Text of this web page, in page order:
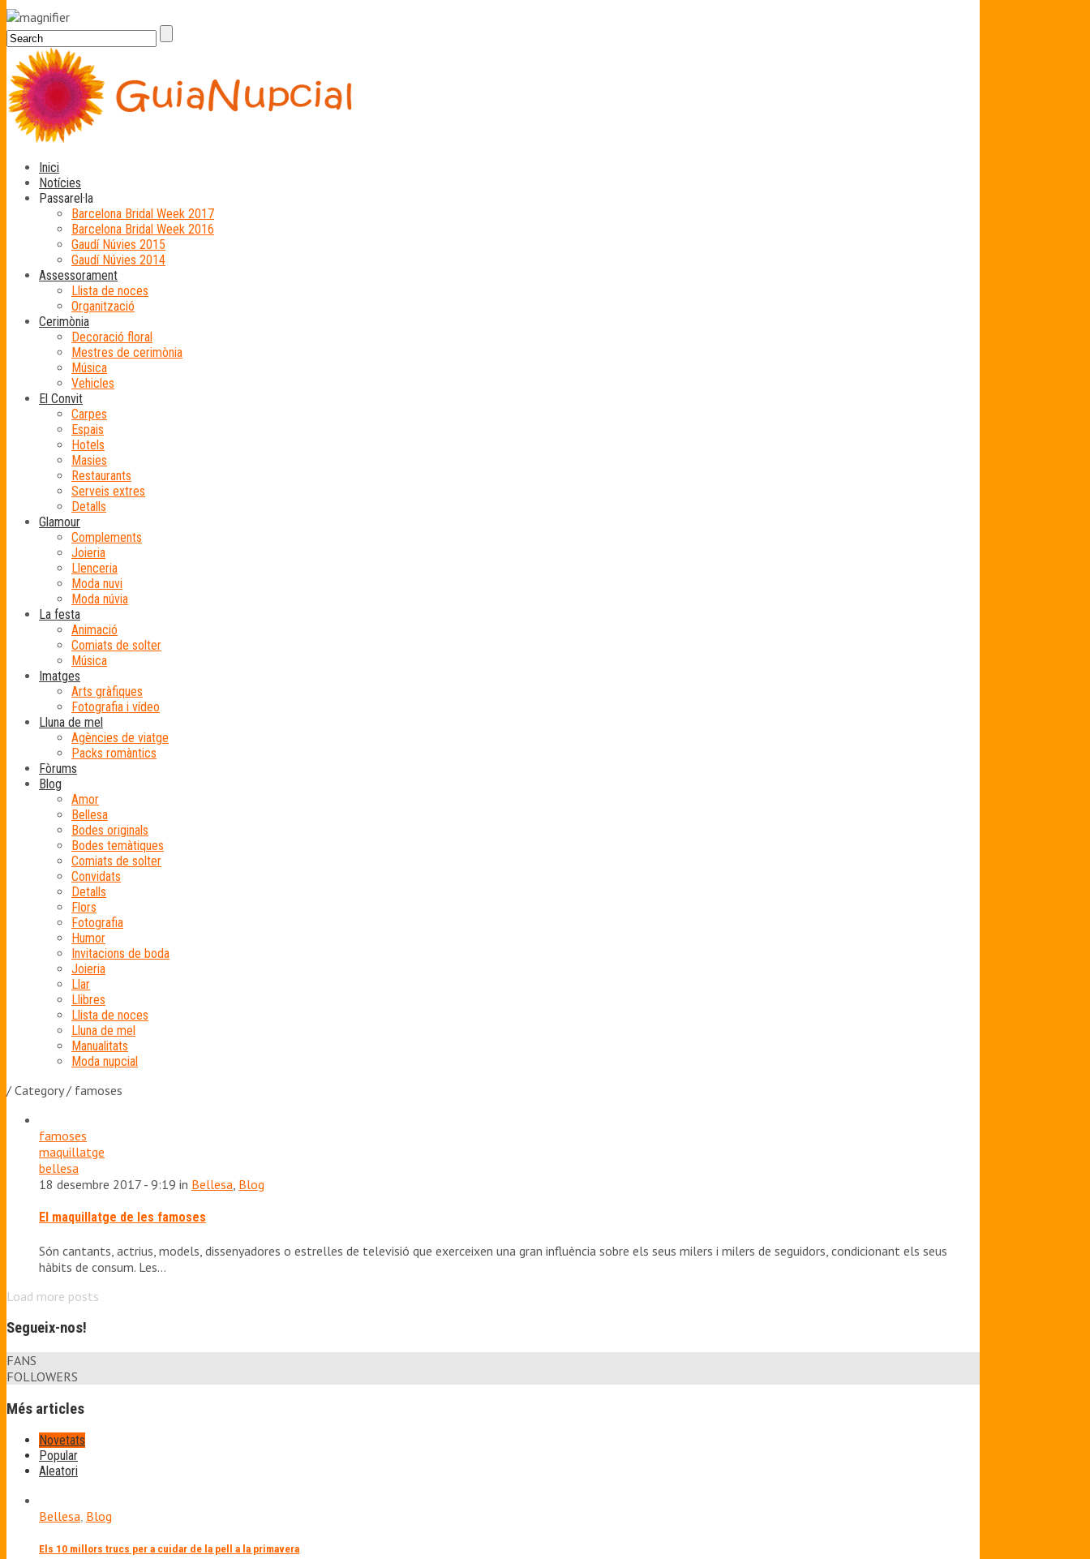
Inici
Notícies
Passarel·la
Barcelona Bridal Week 2017
Barcelona Bridal Week 2016
Gaudí Núvies 2015
Gaudí Núvies 2014
Assessorament
Llista de noces
Organització
Cerimònia
Decoració floral
Mestres de cerimònia
Música
Vehicles
El Convit
Carpes
Espais
Hotels
Masies
Restaurants
Serveis extres
Detalls
Glamour
Complements
Joieria
Llenceria
Moda nuvi
Moda núvia
La festa
Animació
Comiats de solter
Música
Imatges
Arts gràfiques
Fotografia i vídeo
Lluna de mel
Agències de viatge
Packs romàntics
Fòrums
Blog
Amor
Bellesa
Bodes originals
Bodes temàtiques
Comiats de solter
Convidats
Detalls
Flors
Fotografia
Humor
Invitacions de boda
Joieria
Llar
Llibres
Llista de noces
Lluna de mel
Manualitats
Moda nupcial
/ Category / famoses
famoses
maquillatge
bellesa
18 desembre 2017 - 9:19 in Bellesa, Blog
El maquillatge de les famoses
Són cantants, actrius, models, dissenyadores o estrelles de televisió que exerceixen una gran influència sobre els seus milers i milers de seguidors, condicionant els seus
hàbits de consum. Les…
Load more posts
Segueix-nos!
FANS
FOLLOWERS
Més articles
Novetats
Popular
Aleatori
Bellesa, Blog
Els 10 millors trucs per a cuidar de la pell a la primavera